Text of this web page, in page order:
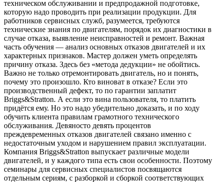
техническом обслуживании и предпродажной подготовке,
которую надо проводить при реализации продукции. Для
работников сервисных служб, разумеется, требуются
технические знания по двигателям, порядок их диагностики в
случае отказа, выявление неисправностей и ремонт. Важная
часть обучения — анализ основных отказов двигателей и их
характерных признаков. Мастер должен уметь определять
причину отказа. Здесь без «метода дедукции» не обойтись.
Важно не только отремонтировать двигатель, но и понять,
почему это произошло. Кто виноват в отказе? Если это
производственный дефект, то по гарантии заплатит
Briggs&Stratton. А если это вина пользователя, то платить
придётся ему. Но это надо убедительно доказать, и по ходу
обучить клиента правилам грамотного технического
обслуживания. Девяносто девять процентов
преждевременных отказов двигателей связано именно с
недостаточным уходом и нарушением правил эксплуатации.
Компания Briggs&Stratton выпускает различные модели
двигателей, и у каждого типа есть свои особенности. Поэтому
семинары для сервисных специалистов посвящаются
отдельным сериям, с разборкой и сборкой соответствующих